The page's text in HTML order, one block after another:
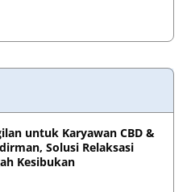
untuk Karyawan CBD &
Solusi Relaksasi
Kesibukan